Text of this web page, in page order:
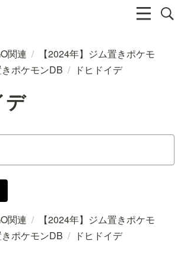
関連 /
【2024年】ジム置きポケモ
ポケモンDB / ドヒドイデ
デ
関連 /
【2024年】ジム置きポケモ
ポケモンDB / ドヒドイデ